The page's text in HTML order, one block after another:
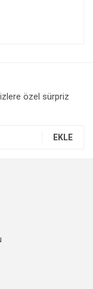
özel sürpriz
EKLE